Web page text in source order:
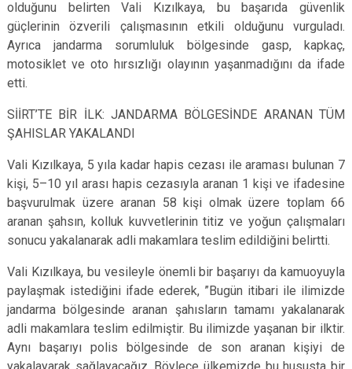
olduğunu belirten Vali Kızılkaya, bu başarıda güvenlik
güçlerinin özverili çalışmasının etkili olduğunu vurguladı.
Ayrıca jandarma sorumluluk bölgesinde gasp, kapkaç,
motosiklet ve oto hırsızlığı olayının yaşanmadığını da ifade
etti.
SİİRT’TE BİR İLK: JANDARMA BÖLGESİNDE ARANAN TÜM
ŞAHISLAR YAKALANDI
Vali Kızılkaya, 5 yıla kadar hapis cezası ile araması bulunan 7
kişi, 5–10 yıl arası hapis cezasıyla aranan 1 kişi ve ifadesine
başvurulmak üzere aranan 58 kişi olmak üzere toplam 66
aranan şahsın, kolluk kuvvetlerinin titiz ve yoğun çalışmaları
sonucu yakalanarak adli makamlara teslim edildiğini belirtti.
Vali Kızılkaya, bu vesileyle önemli bir başarıyı da kamuoyuyla
paylaşmak istediğini ifade ederek, ”Bugün itibari ile ilimizde
jandarma bölgesinde aranan şahısların tamamı yakalanarak
adli makamlara teslim edilmiştir. Bu ilimizde yaşanan bir ilktir.
Aynı başarıyı polis bölgesinde de son aranan kişiyi de